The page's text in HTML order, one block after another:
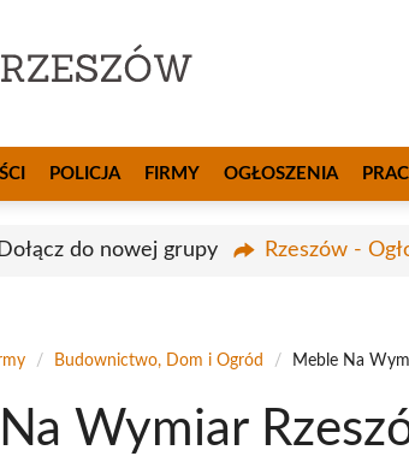
POLICJA FIRMY OGŁOSZENIA
Dołącz do nowej grupy Rzeszów -
/ Budownictwo, Dom i Ogród / Meble Na
Wymiar